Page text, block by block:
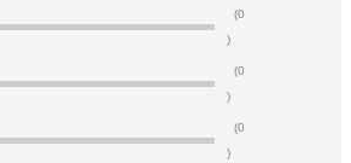
(0
)
(0
)
(0
)